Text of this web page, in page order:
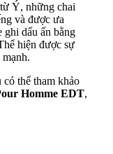
Ý, những chai
và được ưa
ghi dấu ấn bằng
hiện được sự
có thể tham khảo
Homme EDT,